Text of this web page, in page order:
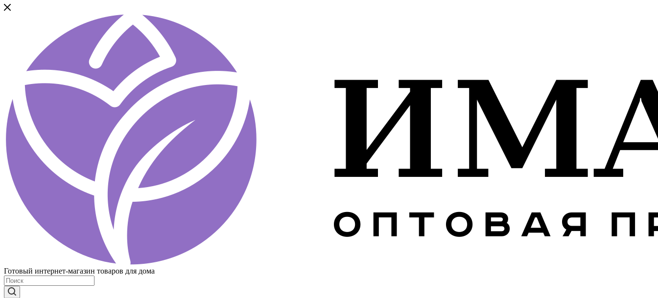
Готовый интернет-магазин товаров для дома